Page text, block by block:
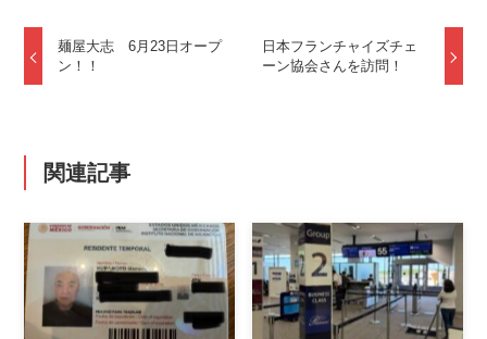
麺屋大志 6月23日オープ
ン！！
日本フランチャイズチェ
ーン協会さんを訪問！
関連記事